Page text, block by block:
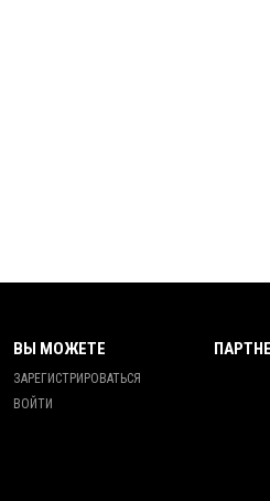
ВЫ МОЖЕТЕ
ЗАРЕГИСТРИРОВАТЬСЯ
ВОЙТИ